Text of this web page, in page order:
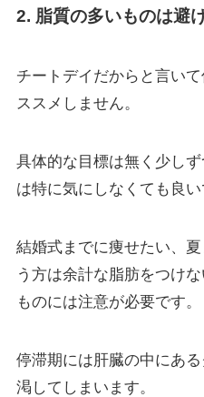
2. 脂質の多いものは避
チートデイだからと言い
ススメしません。
具体的な目標は無く少し
は特に気にしなくても良い
結婚式までに痩せたい、
う方は余計な脂肪をつけ
ものには注意が必要です。
停滞期には肝臓の中にあ
渇してしまいます。